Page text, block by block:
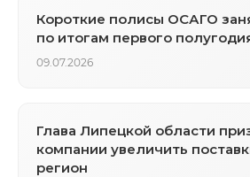
Короткие полисы ОСАГО
по итогам первого
09.07.2026
Глава Липецкой области
компании увеличить
регион